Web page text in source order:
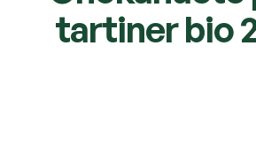
tartiner bio